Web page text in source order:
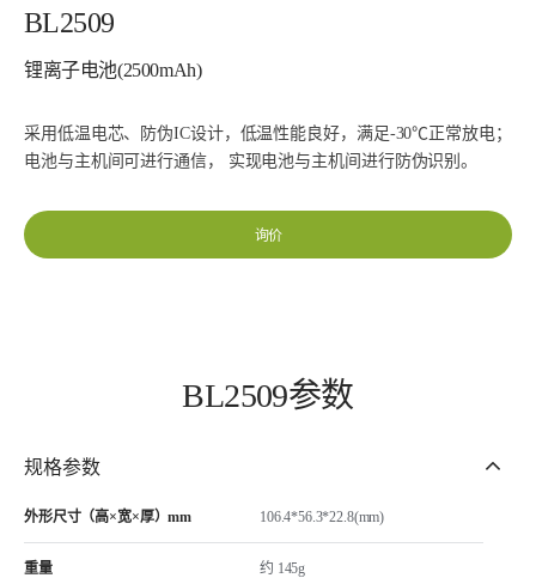
BL2509
锂离子电池(2500mAh)
采用低温电芯、防伪IC设计，低温性能良好，满足-30℃正常放电；
电池与主机间可进行通信， 实现电池与主机间进行防伪识别。
询价
BL2509参数
规格参数
外形尺寸（高×宽×厚）mm 106.4*56.3*22.8(mm)
重量 约 145g